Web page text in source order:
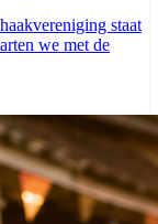
staat
we met de